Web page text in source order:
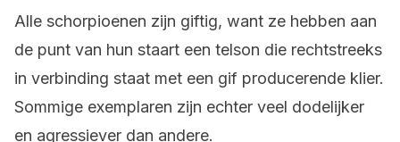
Alle schorpioenen zijn giftig, want ze hebben aan
de punt van hun staart een telson die rechtstreeks
in verbinding staat met een gif producerende klier.
Sommige exemplaren zijn echter veel dodelijker
en agressiever dan andere.